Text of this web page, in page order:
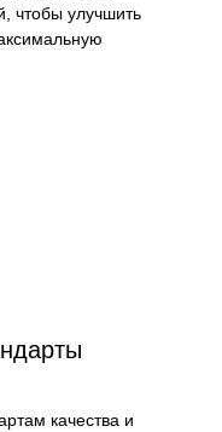
чтобы улучшить
качества и